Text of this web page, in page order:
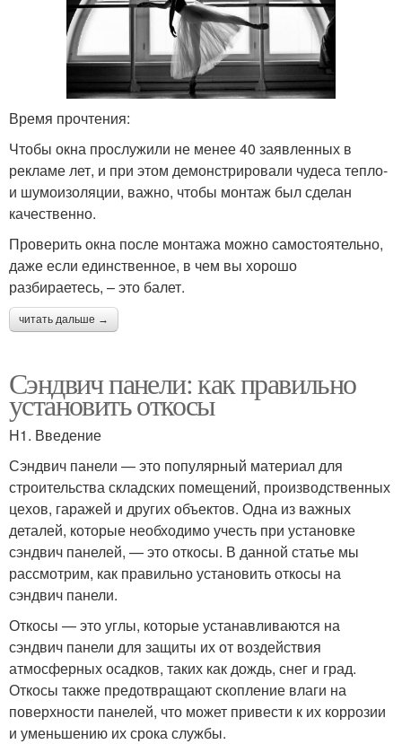
Время прочтения:
Чтобы окна прослужили не менее 40 заявленных в
рекламе лет, и при этом демонстрировали чудеса тепло-
и шумоизоляции, важно, чтобы монтаж был сделан
качественно.
Проверить окна после монтажа можно самостоятельно,
даже если единственное, в чем вы хорошо
разбираетесь, – это балет.
читать дальше →
Сэндвич панели: как правильно
установить откосы
H1. Введение
Сэндвич панели — это популярный материал для
строительства складских помещений, производственных
цехов, гаражей и других объектов. Одна из важных
деталей, которые необходимо учесть при установке
сэндвич панелей, — это откосы. В данной статье мы
рассмотрим, как правильно установить откосы на
сэндвич панели.
Откосы — это углы, которые устанавливаются на
сэндвич панели для защиты их от воздействия
атмосферных осадков, таких как дождь, снег и град.
Откосы также предотвращают скопление влаги на
поверхности панелей, что может привести к их коррозии
и уменьшению их срока службы.